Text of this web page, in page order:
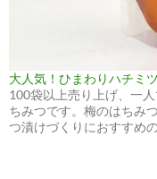
大人気！ひまわりハチミ
100袋以上売り上げ、一
ちみつです。梅のはちみ
つ漬けづくりにおすすめ